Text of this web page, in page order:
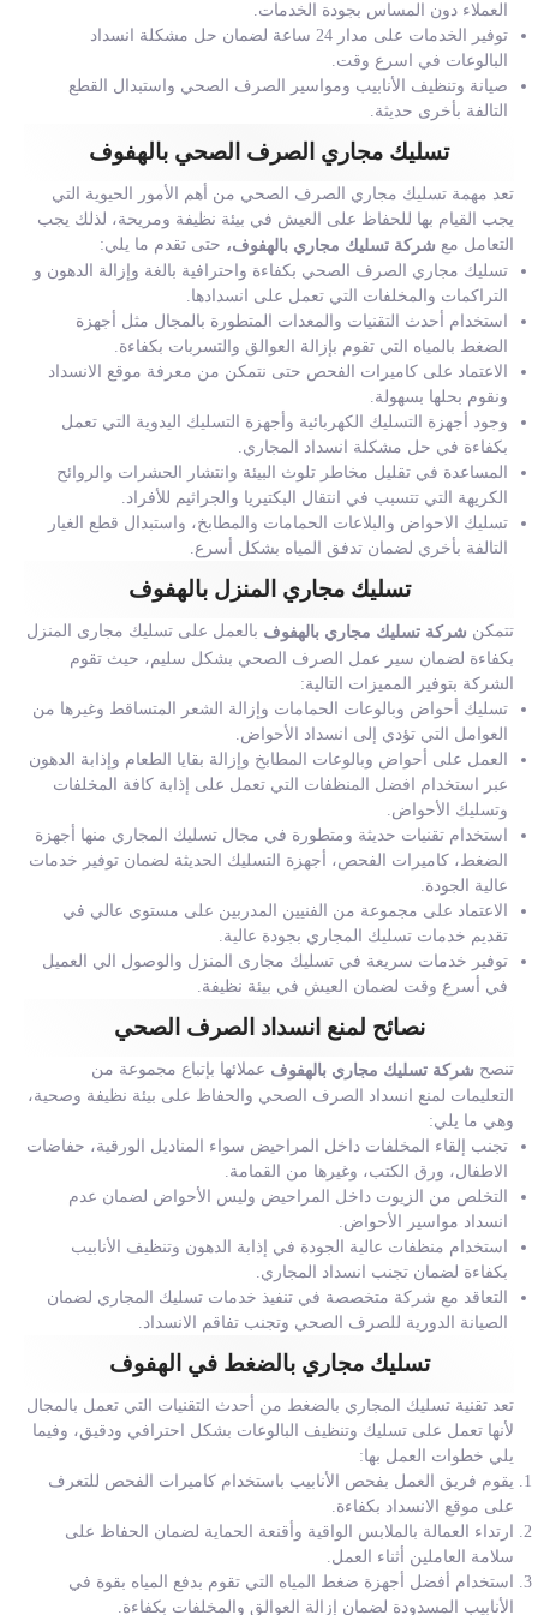
العملاء دون المساس بجودة الخدمات.
توفير الخدمات على مدار 24 ساعة لضمان حل مشكلة انسداد
البالوعات في اسرع وقت.
صيانة وتنظيف الأنابيب ومواسير الصرف الصحي واستبدال القطع
التالفة بأخرى حديثة.
تسليك مجاري الصرف الصحي بالهفوف
تعد مهمة تسليك مجاري الصرف الصحي من أهم الأمور الحيوية التي
يجب القيام بها للحفاظ على العيش في بيئة نظيفة ومريحة، لذلك يجب
التعامل مع شركة تسليك مجاري بالهفوف، حتى تقدم ما يلي:
تسليك مجاري الصرف الصحي بكفاءة واحترافية بالغة وإزالة الدهون و
التراكمات والمخلفات التي تعمل على انسدادها.
استخدام أحدث التقنيات والمعدات المتطورة بالمجال مثل أجهزة
الضغط بالمياه التي تقوم بإزالة العوالق والتسربات بكفاءة.
الاعتماد على كاميرات الفحص حتى نتمكن من معرفة موقع الانسداد
ونقوم بحلها بسهولة.
وجود أجهزة التسليك الكهربائية وأجهزة التسليك اليدوية التي تعمل
بكفاءة في حل مشكلة انسداد المجاري.
المساعدة في تقليل مخاطر تلوث البيئة وانتشار الحشرات والروائح
الكريهة التي تتسبب في انتقال البكتيريا والجراثيم للأفراد.
تسليك الاحواض والبلاعات الحمامات والمطابخ، واستبدال قطع الغيار
التالفة بأخري لضمان تدفق المياه بشكل أسرع.
تسليك مجاري المنزل بالهفوف
تتمكن شركة تسليك مجاري بالهفوف بالعمل على تسليك مجارى المنزل
بكفاءة لضمان سير عمل الصرف الصحي بشكل سليم، حيث تقوم
الشركة بتوفير المميزات التالية:
تسليك أحواض وبالوعات الحمامات وإزالة الشعر المتساقط وغيرها من
العوامل التي تؤدي إلى انسداد الأحواض.
العمل على أحواض وبالوعات المطابخ وإزالة بقايا الطعام وإذابة الدهون
عبر استخدام افضل المنظفات التي تعمل على إذابة كافة المخلفات
وتسليك الأحواض.
استخدام تقنيات حديثة ومتطورة في مجال تسليك المجاري منها أجهزة
الضغط، كاميرات الفحص، أجهزة التسليك الحديثة لضمان توفير خدمات
عالية الجودة.
الاعتماد على مجموعة من الفنيين المدربين على مستوى عالي في
تقديم خدمات تسليك المجاري بجودة عالية.
توفير خدمات سريعة في تسليك مجارى المنزل والوصول الي العميل
في أسرع وقت لضمان العيش في بيئة نظيفة.
نصائح لمنع انسداد الصرف الصحي
تنصح شركة تسليك مجاري بالهفوف عملائها بإتباع مجموعة من
التعليمات لمنع انسداد الصرف الصحي والحفاظ على بيئة نظيفة وصحية،
وهي ما يلي:
تجنب إلقاء المخلفات داخل المراحيض سواء المناديل الورقية، حفاضات
الاطفال، ورق الكتب، وغيرها من القمامة.
التخلص من الزيوت داخل المراحيض وليس الأحواض لضمان عدم
انسداد مواسير الأحواض.
استخدام منظفات عالية الجودة في إذابة الدهون وتنظيف الأنابيب
بكفاءة لضمان تجنب انسداد المجاري.
التعاقد مع شركة متخصصة في تنفيذ خدمات تسليك المجاري لضمان
الصيانة الدورية للصرف الصحي وتجنب تفاقم الانسداد.
تسليك مجاري بالضغط في الهفوف
تعد تقنية تسليك المجاري بالضغط من أحدث التقنيات التي تعمل بالمجال
لأنها تعمل على تسليك وتنظيف البالوعات بشكل احترافي ودقيق، وفيما
يلي خطوات العمل بها:
يقوم فريق العمل بفحص الأنابيب باستخدام كاميرات الفحص للتعرف
على موقع الانسداد بكفاءة.
ارتداء العمالة بالملابس الواقية وأقنعة الحماية لضمان الحفاظ على
سلامة العاملين أثناء العمل.
استخدام أفضل أجهزة ضغط المياه التي تقوم بدفع المياه بقوة في
الأنابيب المسدودة لضمان إزالة العوالق والمخلفات بكفاءة.